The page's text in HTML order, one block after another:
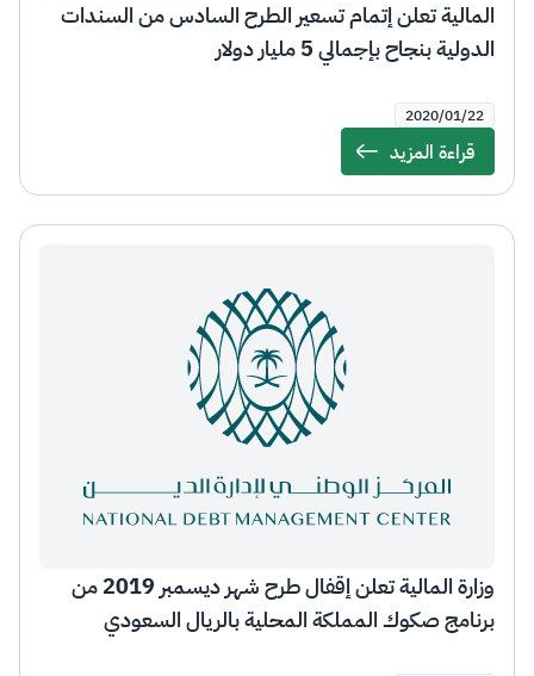
المالية تعلن إتمام تسعير الطرح السادس من السندات
الدولية بنجاح بإجمالي 5 مليار دولار
2020/01/22
قراءة المزيد
Details
وزارة المالية تعلن إقفال طرح شهر ديسمبر 2019 من
برنامج صكوك المملكة المحلية بالريال السعودي​